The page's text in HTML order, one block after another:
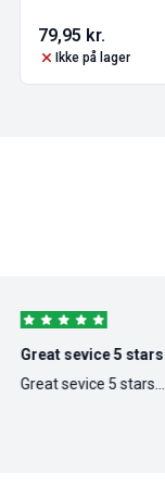
79,95 kr.
Ikke på lager
sevice 5 stars
sevice 5 stars...